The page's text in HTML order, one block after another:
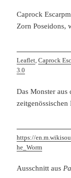
Caprock
Zorn Poseidons,
Leaflet ,Caprock
3.0
Das Monster aus
https://
he_Worm
Ausschnitt aus